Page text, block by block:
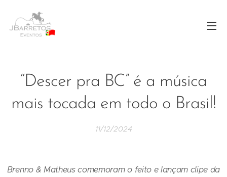
“Descer pra BC” é a música
mais tocada em todo o Brasil!
11/12/2024
Brenno & Matheus comemoram o feito e lançam clipe da